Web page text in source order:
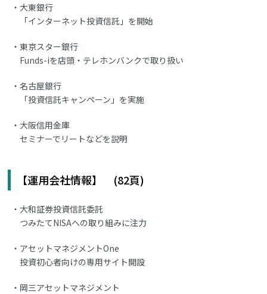
大東銀行
「インターネット投資信託」を開始
東京スター銀行
Funds-iを店頭・テレホンバンクで取り扱い
名古屋銀行
「投資信託キャンペーン」を実施
大阪信用金庫
セミナーでリートなどを説明
【運用会社情報】 (82頁)
大和証券投資信託委託
つみたてNISAへの取り組みに注力
アセットマネジメントOne
投資初心者向けの専用サイト開設
岡三アセットマネジメント